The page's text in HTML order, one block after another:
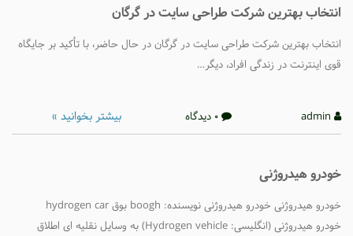
انتخاب بهترین شرکت طراحی سایت در گرگان
انتخاب بهترین شرکت طراحی سایت در گرگان در حال حاضر، با تأکید بر جایگاه
قوی اینترنت در زندگی افراد، دیگر…
0 دیدگاه بیشتر بخوانید »
خودرو هیدروژنی
خودرو هیدروژنی (انگلیسی: Hydrogen vehicle) به وسایل نقلیه ای اطلاق